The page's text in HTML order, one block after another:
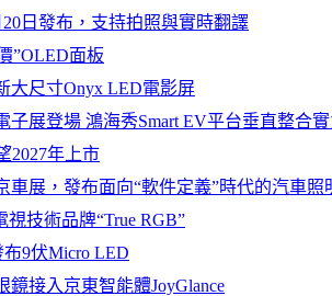
日發布，支持拍照與實時翻譯
”OLED面板
大尺寸Onyx LED電影屏
子展登場 鴻海秀Smart EV平台垂直整合
2027年上市
車展，發布面向“軟件定義”時代的汽車照
技術品牌“True RGB”
9伏Micro LED
鏡接入京東智能體JoyGlance